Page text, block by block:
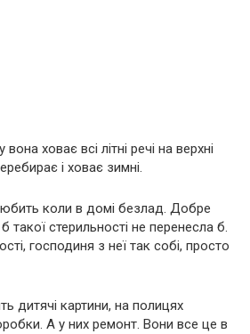
ховає всі літні речі на верхні
і ховає зимні.
коли в домі безлад. Добре
такої стерильності не перенесла б.
господиня з неї так собі, просто
дитячі картини, на полицях
А у них ремонт. Вони все це в